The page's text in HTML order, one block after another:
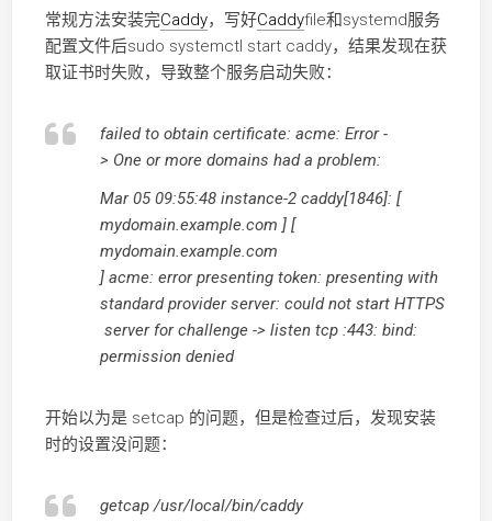
常规方法安装完Caddy，写好Caddyfile和systemd服务
配置文件后sudo systemctl start caddy，结果发现在获
取证书时失败，导致整个服务启动失败：
failed to obtain certificate: acme: Error -
> One or more domains had a problem:
Mar 05 09:55:48 instance-2 caddy[1846]: [
mydomain.example.com ] [
mydomain.example.com
] acme: error presenting token: presenting with
standard provider server: could not start HTTPS
server for challenge -> listen tcp :443: bind:
permission denied
开始以为是 setcap 的问题，但是检查过后，发现安装
时的设置没问题：
getcap /usr/local/bin/caddy